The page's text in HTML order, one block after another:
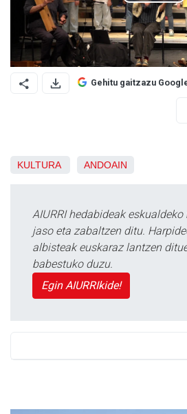
Gehitu gaitzazu
KULTURA ANDOAIN
AIURRI hedabideak
jaso eta zabaltzen ditu.
albisteak euskaraz lantzen
babestuko duzu.
Egin AIURRIkide!